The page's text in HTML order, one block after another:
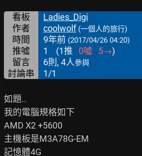
看板
Ladies_Digi
作者
coolwolf (一個人的旅行)
時間 9年前 (2017/04/26 04:20)
推噓 1 (1推 0噓 5→)
留言
6則, 4人參與
討論串 1/1
如題..
我的電腦規格如下
AMD X2 +5600
主機板是M3A78G-EM
記憶體4G